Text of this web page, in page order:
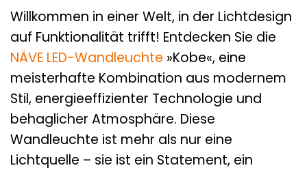
Willkommen in einer Welt, in der Lichtdesign
auf Funktionalität trifft! Entdecken Sie die
NÄVE LED-Wandleuchte »Kobe«, eine
meisterhafte Kombination aus modernem
Stil, energieeffizienter Technologie und
behaglicher Atmosphäre. Diese
Wandleuchte ist mehr als nur eine
Lichtquelle – sie ist ein Statement, ein